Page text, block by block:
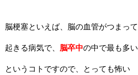
脳梗塞といえば、脳の血管がつまって
起きる病気で、 脳卒中の中で最も多い
というコトですので、とっても怖い